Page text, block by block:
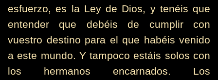
esfuerzo, es la Ley de Dios, y tenéis que
entender que debéis de cumplir con
vuestro destino para el que habéis venido
a este mundo. Y tampoco estáis solos con
los hermanos encarnados. Los